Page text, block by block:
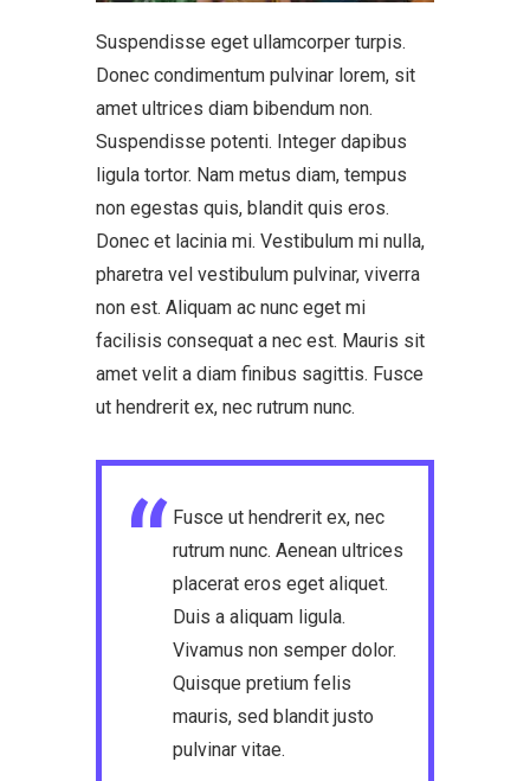
Suspendisse eget ullamcorper turpis.
Donec condimentum pulvinar lorem, sit
amet ultrices diam bibendum non.
Suspendisse potenti. Integer dapibus
ligula tortor. Nam metus diam, tempus
non egestas quis, blandit quis eros.
Donec et lacinia mi. Vestibulum mi nulla,
pharetra vel vestibulum pulvinar, viverra
non est. Aliquam ac nunc eget mi
facilisis consequat a nec est. Mauris sit
amet velit a diam finibus sagittis. Fusce
ut hendrerit ex, nec rutrum nunc.
Fusce ut hendrerit ex, nec
rutrum nunc. Aenean ultrices
placerat eros eget aliquet.
Duis a aliquam ligula.
Vivamus non semper dolor.
Quisque pretium felis
mauris, sed blandit justo
pulvinar vitae.